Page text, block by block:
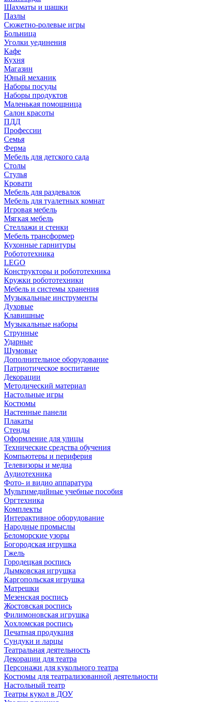
Шахматы и шашки
Пазлы
Сюжетно-ролевые игры
Больница
Уголки уединения
Кафе
Кухня
Магазин
Юный механик
Наборы посуды
Наборы продуктов
Маленькая помощница
Салон красоты
ПДД
Профессии
Семья
Ферма
Мебель для детского сада
Столы
Cтулья
Кровати
Мебель для раздевалок
Мебель для туалетных комнат
Игровая мебель
Мягкая мебель
Стеллажи и стенки
Мебель трансформер
Кухонные гарнитуры
Робототехника
LEGO
Конструкторы и робототехника
Кружки робототехники
Мебель и системы хранения
Музыкальные инструменты
Духовые
Клавишные
Музыкальные наборы
Струнные
Ударные
Шумовые
Дополнительное оборудование
Патриотическое воспитание
Декорации
Методический материал
Настольные игры
Костюмы
Настенные панели
Плакаты
Стенды
Оформление для улицы
Технические средства обучения
Компьютеры и периферия
Телевизоры и медиа
Аудиотехника
Фото- и видио аппаратура
Мультимедийные учебные пособия
Оргтехника
Комплекты
Интерактивное оборудование
Народные промыслы
Беломорские узоры
Богородская игрушка
Гжель
Городецкая роспись
Дымковская игрушка
Каргопольская игрушка
Матрешки
Мезенская роспись
Жостовская роспись
Филимоновская игрушка
Хохломская роспись
Печатная продукция
Сундуки и ларцы
Театральная деятельность
Декорации для театра
Персонажи для кукольного театра
Костюмы для театрализованной деятельности
Настольный театр
Театры кукол в ДОУ